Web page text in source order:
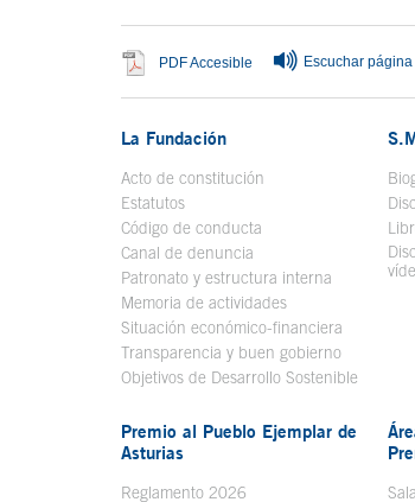
PDF Accesible Se abre en ventana nueva
Escuchar página
La Fundación
Acto de constitución
Estatutos
Código de conducta
Canal de denuncia
Patronato y estructura interna
Memoria de actividades
Situación económico-financiera
Transparencia y buen gobierno
Objetivos de Desarrollo Sostenible
Premio al Pueblo Ejemplar de
Asturias
Reglamento 2026